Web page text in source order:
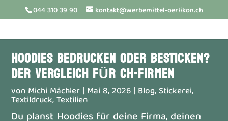
044 310 39 90 kontakt@werbemittel-oerlikon.ch
HOODIES BEDRUCKEN ODER BESTICKEN?
DER VERGLEICH FÜR CH-FIRMEN
von Michi Mächler | Mai 8, 2026 | Blog, Stickerei,
Textildruck,Textilien
Du planst Hoodies für deine Firma, deinen